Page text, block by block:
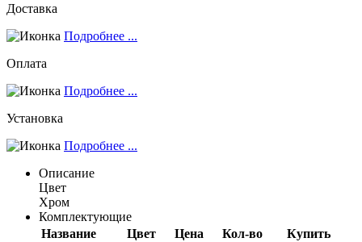
Доставка
Подробнее ...
Оплата
Подробнее ...
Установка
Подробнее ...
Описание
Цвет
Хром
Комплектующие
Название
Цвет Цена Кол-во
Купить